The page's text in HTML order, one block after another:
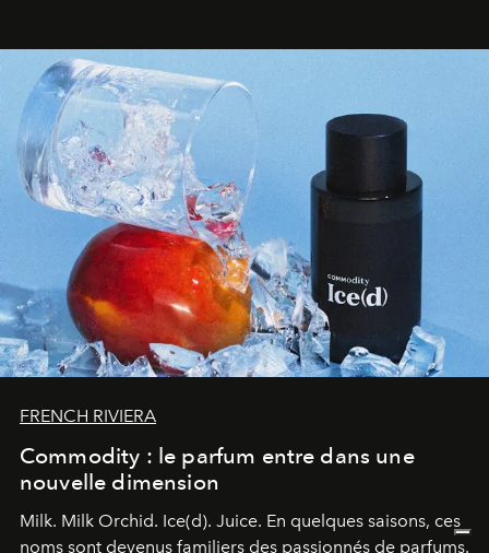
FRENCH RIVIERA
Commodity : le parfum entre dans une
nouvelle dimension
Milk. Milk Orchid. Ice(d). Juice. En quelques saisons, ces
noms sont devenus familiers des passionnés de parfums.